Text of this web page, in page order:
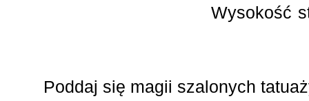
Wysokość
Poddaj się magii szalonych